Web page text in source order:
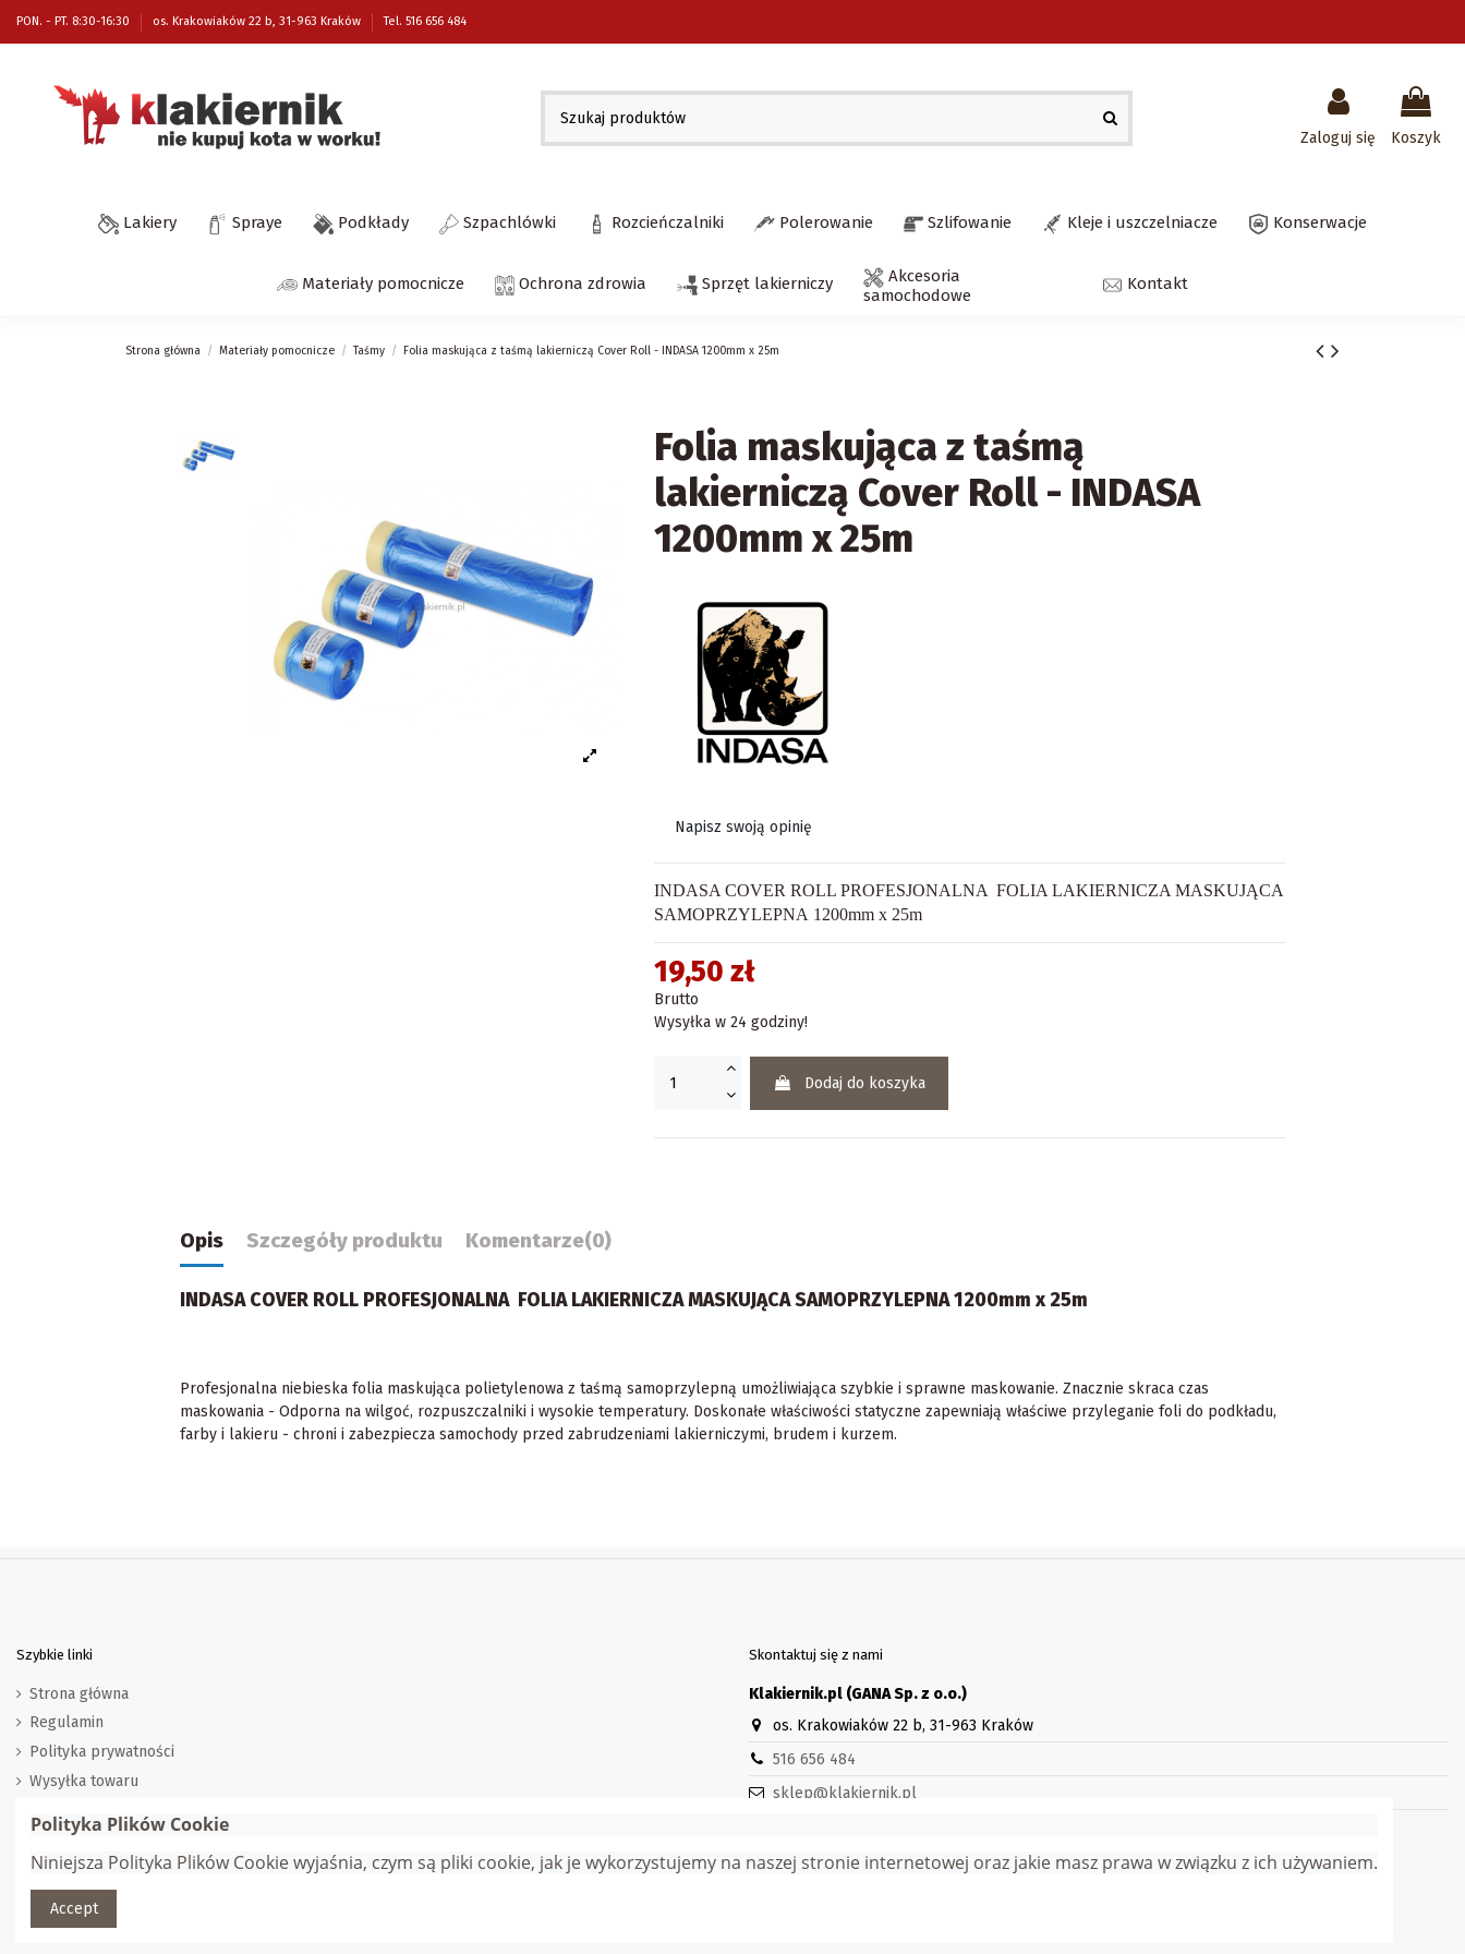
PON. - PT. 8:30-16:30 os. Krakowiaków 22 b, 31-963 Kraków Tel. 516 656 484
Zaloguj się Koszyk
Lakiery Spraye Podkłady Szpachlówki Rozcieńczalniki Polerowanie Szlifowanie Kleje i uszczelniacze Konserwacje
Materiały pomocnicze Ochrona zdrowia Sprzęt lakierniczy
Akcesoria
samochodowe
Kontakt
Strona główna Materiały pomocnicze Taśmy Folia maskująca z taśmą lakierniczą Cover Roll - INDASA 1200mm x 25m
Folia maskująca z taśmą
lakierniczą Cover Roll - INDASA
1200mm x 25m
Napisz swoją opinię
INDASA COVER ROLL PROFESJONALNA FOLIA LAKIERNICZA MASKUJĄCA
SAMOPRZYLEPNA 1200mm x 25m
19,50 zł
Brutto
Wysyłka w 24 godziny!
Dodaj do koszyka
Opis Szczegóły produktu Komentarze(0)
INDASA COVER ROLL PROFESJONALNA FOLIA LAKIERNICZA MASKUJĄCA SAMOPRZYLEPNA 1200mm x 25m
Profesjonalna niebieska folia maskująca polietylenowa z taśmą samoprzylepną umożliwiająca szybkie i sprawne maskowanie. Znacznie skraca czas
maskowania - Odporna na wilgoć, rozpuszczalniki i wysokie temperatury. Doskonałe właściwości statyczne zapewniają właściwe przyleganie foli do podkładu,
farby i lakieru - chroni i zabezpiecza samochody przed zabrudzeniami lakierniczymi, brudem i kurzem.
Szybkie linki
Strona główna
Regulamin
Polityka prywatności
Wysyłka towaru
Dostawcy
Skontaktuj się z nami
Klakiernik.pl (GANA Sp. z o.o.)
os. Krakowiaków 22 b, 31-963 Kraków
516 656 484
sklep@klakiernik.pl
© Gana Sp. z o.o. | Webmaster:
Polityka Plików Cookie
Niniejsza Polityka Plików Cookie wyjaśnia, czym są pliki cookie, jak je wykorzystujemy na naszej stronie internetowej oraz jakie masz prawa w związku z ich używaniem.
Accept